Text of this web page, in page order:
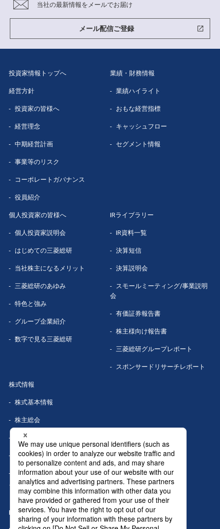
特色と強み
紹介
数字で見る三菱総研
メール配信ご登録
当社の最新情報をメールでお届け
投資家情報トップへ
経営方針
投資家の皆様へ
経営理念
中期経営計画
事業等のリスク
コーポレートガバナンス
役員紹介
業績・財務情報
業績ハイライト
おもな経営指標
キャッシュフロー
セグメント情報
個人投資家の皆様へ
個人投資家説明会
はじめての三菱総研
当社株主になる メリット
三菱総研のあゆみ
特色と強み
グループ企業紹介
数字で見る三菱総研
IRライブラリー
IR資料一覧
決算短信
決算説明会
スモールミーティング/事業説明
会
有価証券報告書
株主様向け報告書
三菱総研グループレポート
スポンサードリサーチレポート
株式情報
株式基本情報
株主総会
株式事務手続き
配当情報
株価情報（Yahoo!ファイナン
ス）
IRカレンダー IRニュース